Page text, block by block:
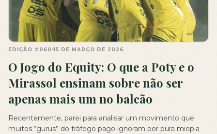
EDIÇÃO #060 15 DE MARÇO DE 2026
O Jogo do Equity: O que a Poty e o
Mirassol ensinam sobre não ser
apenas mais um no balcão
Recentemente, parei para analisar um movimento que
muitos “gurus” do tráfego pago ignoram por pura miopia